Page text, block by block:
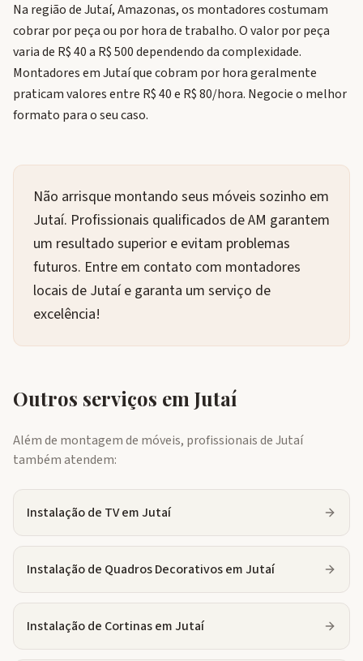
Na região de Jutaí, Amazonas, os montadores costumam
cobrar por peça ou por hora de trabalho. O valor por peça
varia de R$ 40 a R$ 500 dependendo da complexidade.
Montadores em Jutaí que cobram por hora geralmente
praticam valores entre R$ 40 e R$ 80/hora. Negocie o melhor
formato para o seu caso.
Não arrisque montando seus móveis sozinho em
Jutaí. Profissionais qualificados de AM garantem
um resultado superior e evitam problemas
futuros. Entre em contato com montadores
locais de Jutaí e garanta um serviço de
excelência!
Outros serviços em Jutaí
Além de montagem de móveis, profissionais deJutaí
também atendem:
Instalação de TVemJutaí
Instalação de Quadros DecorativosemJutaí
Instalação de CortinasemJutaí